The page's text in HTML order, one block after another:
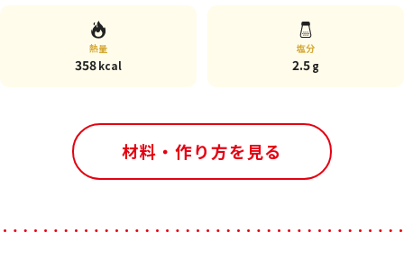
熱量
358kcal
塩分
2.5g
材料・作り方を見る